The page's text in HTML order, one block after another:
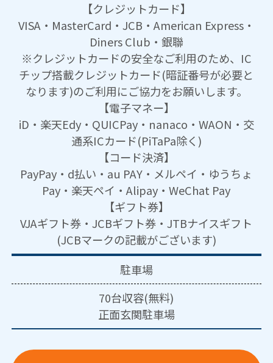
【クレジットカード】
VISA・MasterCard・JCB・American Express・
Diners Club・銀聯
※クレジットカードの安全なご利用のため、IC
チップ搭載クレジットカード(暗証番号が必要と
なります)のご利用にご協力をお願いします。
【電子マネー】
iD・楽天Edy・QUICPay・nanaco・WAON・交
通系ICカード(PiTaPa除く)
【コード決済】
PayPay・d払い・au PAY・メルペイ・ゆうちょ
Pay・楽天ペイ・Alipay・WeChat Pay
【ギフト券】
VJAギフト券・JCBギフト券・JTBナイスギフト
(JCBマークの記載がございます)
駐車場
70台収容(無料)
正面玄関駐車場